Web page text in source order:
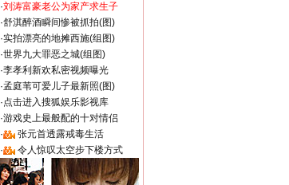
·刘涛富豪老公为家产求生子
·舒淇醉酒瞬间惨被抓拍(图)
·实拍漂亮的地摊西施(组图)
·世界九大罪恶之城(组图)
·李孝利新欢私密视频曝光
·孟庭苇可爱儿子最新照(图)
·点击进入搜狐娱乐影视库
·游戏史上最般配的十对情侣
·
张元首透露戒毒生活
· 令人惊叹太空步下楼方式